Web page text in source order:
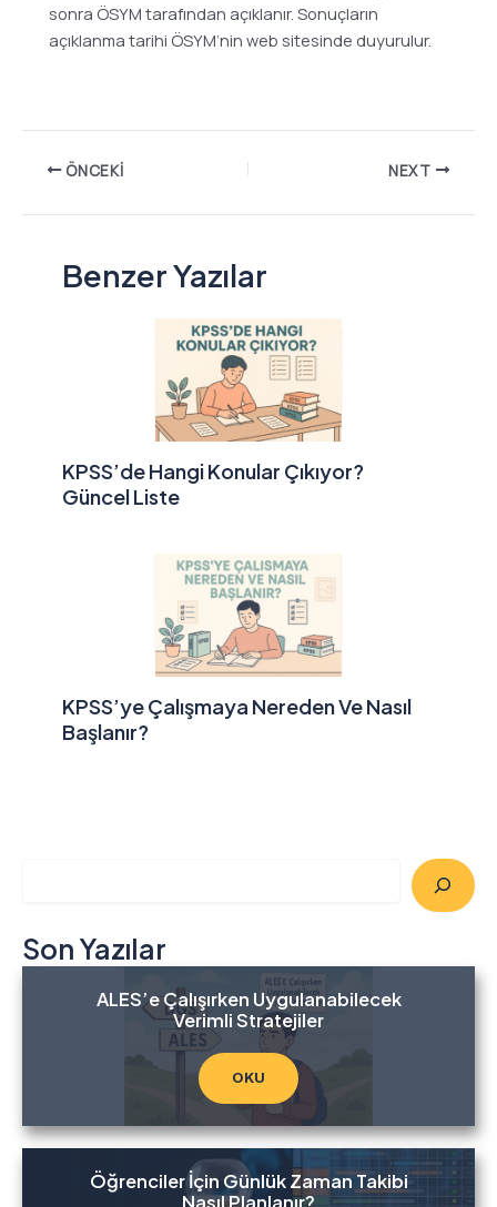
sonra ÖSYM tarafından açıklanır. Sonuçların
açıklanma tarihi ÖSYM’nin web sitesinde duyurulur.
ÖNCEKI NEXT
Benzer Yazılar
KPSS’de Hangi Konular Çıkıyor?
Güncel Liste
KPSS’ye Çalışmaya Nereden Ve Nasıl
Başlanır?
Son Yazılar
ALES’e Çalışırken Uygulanabilecek
Verimli Stratejiler
OKU
Öğrenciler İçin Günlük Zaman Takibi